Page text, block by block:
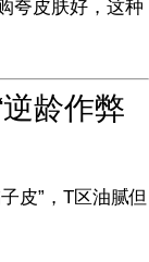
夸皮肤好，这种
龄作弊
皮”，T区油腻但